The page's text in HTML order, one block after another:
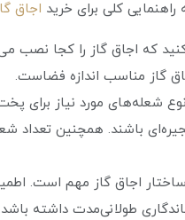
کلی برای خرید اجاق
اجاق گاز را کجا نصب
گاز مناسب اندازه فضاست.
شعله‌های مورد نیاز برای
باشند. همچنین تعداد
اجاق گاز مهم است.
طولانی‌مدت داشته